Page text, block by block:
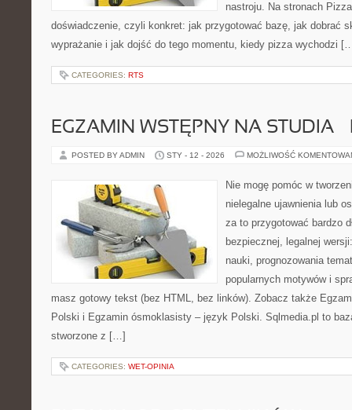
nastroju. Na stronach
doświadczenie, czyli konkret: jak przygotować bazę, jak dobrać
wyprażanie i jak dojść do tego momentu, kiedy pizza wychodzi
CATEGORIES: RTS
EGZAMIN WSTĘPNY NA STUDIA –
POSTED BY ADMIN STY - 12 - 2026 MOŻLIWOŚĆ
Nie mogę pomóc w
nielegalne ujawnienia lub
za to przygotować bardzo
bezpiecznej, legalnej
nauki, prognozowania
popularnych motywów i
masz gotowy tekst (bez HTML, bez linków). Zobacz także
Polski i Egzamin ósmoklasisty – język Polski. Sqlmedia.pl to
stworzone z […]
CATEGORIES: WET-OPINIA